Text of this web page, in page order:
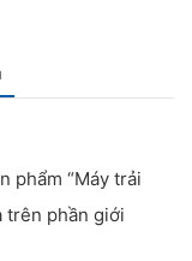
phẩm “Máy trải
trên phần giới